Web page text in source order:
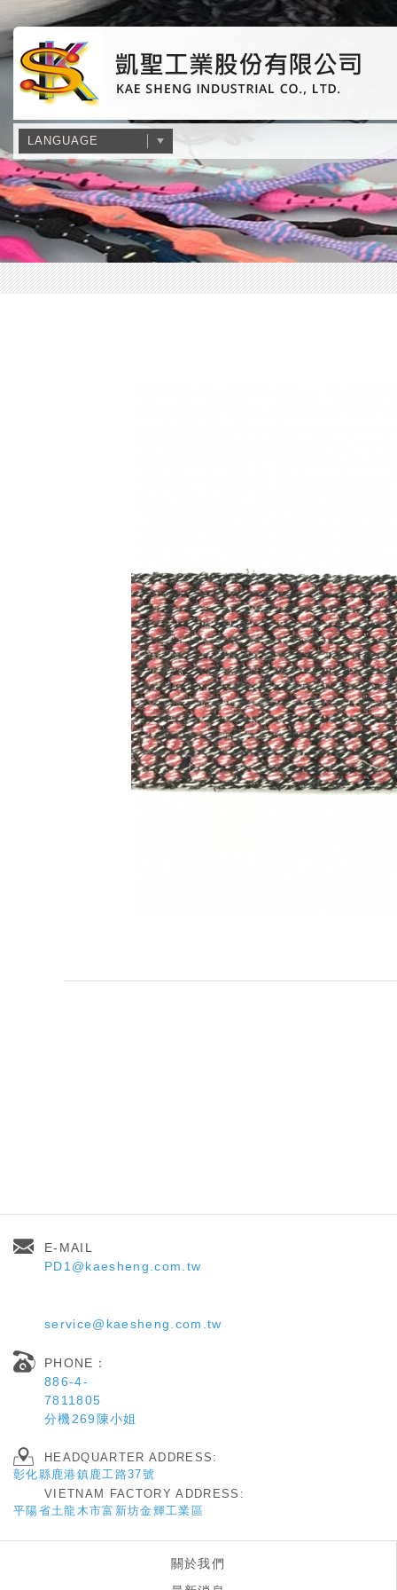
LANGUAGE
E-MAIL
PD1@kaesheng.com.tw
service@kaesheng.com.tw
PHONE：
886-4-
7811805
分機269陳小姐
HEADQUARTER ADDRESS:
彰化縣鹿港鎮鹿工路37號
VIETNAM FACTORY ADDRESS:
平陽省土龍木市富新坊金輝工業區
關於我們